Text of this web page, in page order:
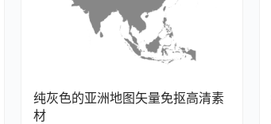
纯灰色的亚洲地图矢量免抠高清素
材